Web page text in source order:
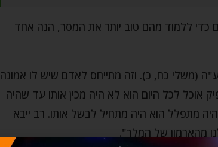
כדי ללמוד מהם טוב יותר את המסר, הנה אחד
(משלי כח, כ). וזה מתייחס לאדם שיש לו אמונה
אוכל לכל היום הוא לא היה מכין אותו עד שהיה
מתפלל הוא היה מתחיל לבשל אותו. רב ייבא
מהארמון של המלך".